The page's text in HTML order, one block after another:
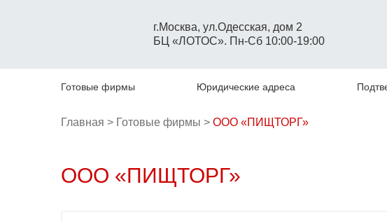
г.Москва, ул.Одесская, дом 2
БЦ «ЛОТОС». Пн-Сб 10:00-19:00
Готовые фирмы Юридические адреса
Главная > Готовые фирмы > ООО «ПИЩТОРГ»
ООО «ПИЩТОРГ»